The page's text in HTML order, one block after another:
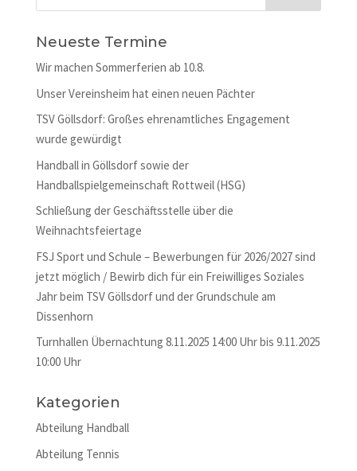
Neueste Termine
Wir machen Sommerferien ab 10.8.
Unser Vereinsheim hat einen neuen Pächter
TSV Göllsdorf: Großes ehrenamtliches Engagement
wurde gewürdigt
Handball in Göllsdorf sowie der
Handballspielgemeinschaft Rottweil (HSG)
Schließung der Geschäftsstelle über die
Weihnachtsfeiertage
FSJ Sport und Schule – Bewerbungen für 2026/2027 sind
jetzt möglich / Bewirb dich für ein Freiwilliges Soziales
Jahr beim TSV Göllsdorf und der Grundschule am
Dissenhorn
Turnhallen Übernachtung 8.11.2025 14:00 Uhr bis 9.11.2025
10:00 Uhr
Kategorien
Abteilung Handball
Abteilung Tennis